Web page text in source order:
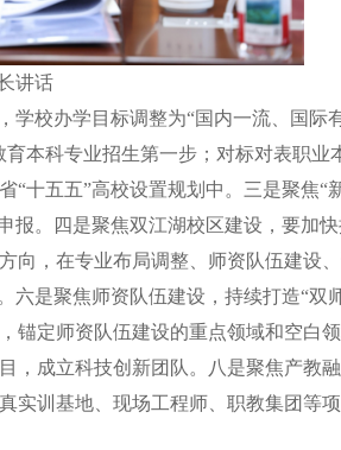
讲话
学校办学目标调整为“国内一流、国际
本科专业招生第一步；对标对表职业
十五五”高校设置规划中。三是聚焦“
报。四是聚焦双江湖校区建设，要加
向，在专业布局调整、师资队伍建设
是聚焦师资队伍建设，持续打造“双
定师资队伍建设的重点领域和空白
，成立科技创新团队。八是聚焦产教
实训基地、现场工程师、职教集团等